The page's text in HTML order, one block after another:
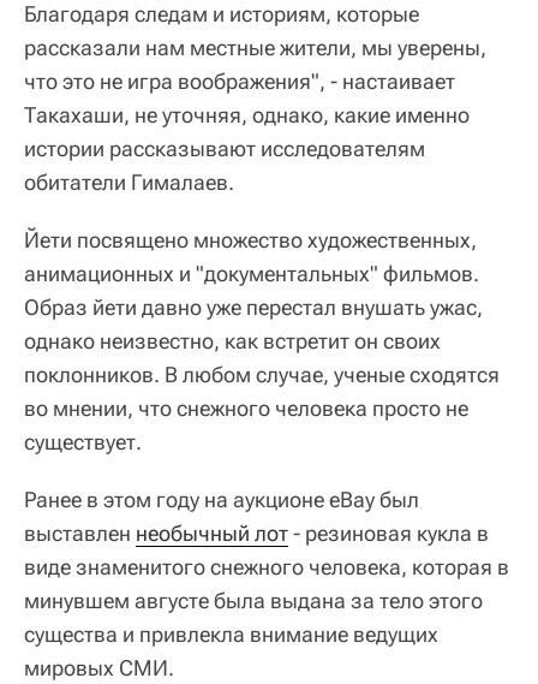
Благодаря следам и историям, которые
рассказали нам местные жители, мы уверены,
что это не игра воображения", - настаивает
Такахаши, не уточняя, однако, какие именно
истории рассказывают исследователям
обитатели Гималаев.
Йети посвящено множество художественных,
анимационных и "документальных" фильмов.
Образ йети давно уже перестал внушать ужас,
однако неизвестно, как встретит он своих
поклонников. В любом случае, ученые сходятся
во мнении, что снежного человека просто не
существует.
Ранее в этом году на аукционе eBay был
выставлен необычный лот- резиновая кукла в
виде знаменитого снежного человека, которая в
минувшем августе была выдана за тело этого
существа и привлекла внимание ведущих
мировых СМИ.